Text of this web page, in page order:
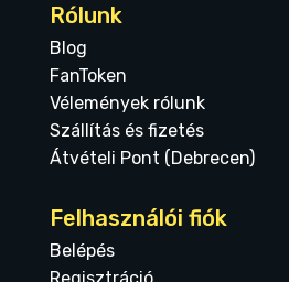
Rólunk
Blog
FanToken
Vélemények rólunk
Szállítás és fizetés
Átvételi Pont (Debrecen)
Felhasználói fiók
Belépés
Regisztráció